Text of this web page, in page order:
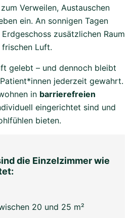
Verweilen, Austauschen
ein. An sonnigen Tagen
zusätzlichen Raum
Luft.
gelebt – und dennoch bleibt
jederzeit gewahrt.
in barrierefreien
eingerichtet sind und
bieten.
die Einzelzimmer wie
20 und 25 m²